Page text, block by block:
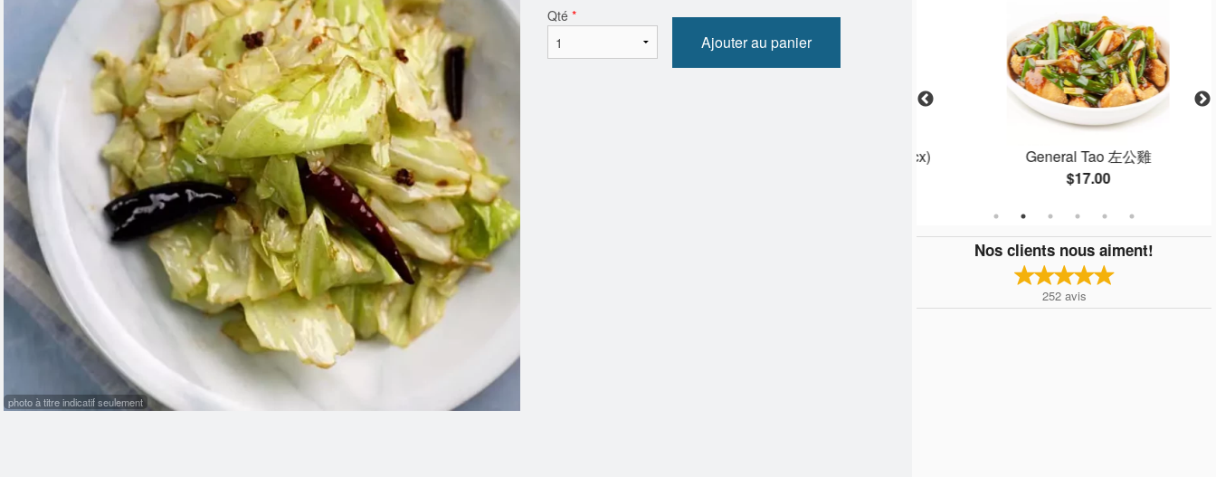
Rouleau impérial végétarien (1 mc)
$2.50
General Tao 左公雞
$17.00
Nos clients nous aiment!
252 avis
photo à titre indicatif seulement
Qté *
Ajouter au panier